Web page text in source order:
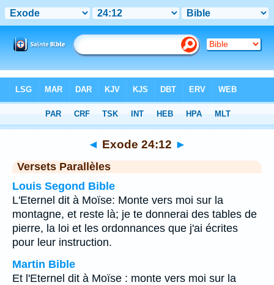
Chapitre 24> Verset 12
◄ Exode 24:12 ►
Versets Parallèles
Louis Segond Bible
L'Eternel dit à Moïse: Monte vers moi sur la
montagne, et reste là; je te donnerai des tables de
pierre, la loi et les ordonnances que j'ai écrites
pour leur instruction.
Martin Bible
Et l'Eternel dit à Moïse : monte vers moi sur la